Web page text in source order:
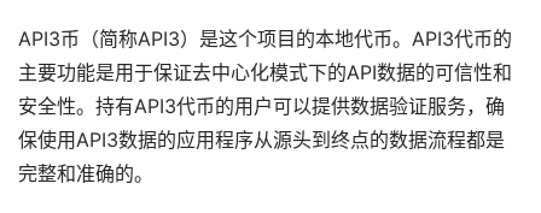
API3币（简称API3）是这个项目的本地代币。API3代币的
主要功能是用于保证去中心化模式下的API数据的可信性和
安全性。持有API3代币的用户可以提供数据验证服务，确
保使用API3数据的应用程序从源头到终点的数据流程都是
完整和准确的。